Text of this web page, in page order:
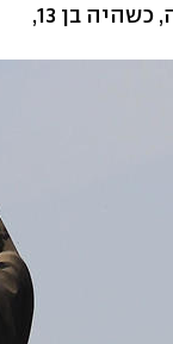
בצפון-מערב סין. ב-246 לפני הספירה, כשהיה בן 13,